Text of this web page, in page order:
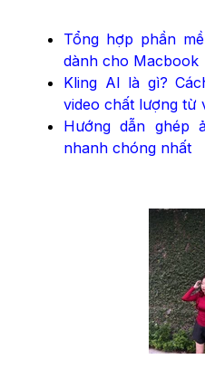
Tổng hợp phần
dành cho Macbook
Kling AI là gì?
video chất lượng từ
Hướng dẫn ghép
nhanh chóng nhất